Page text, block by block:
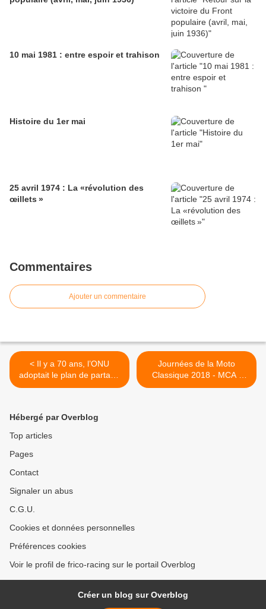
10 mai 1981 : entre espoir et trahison
Histoire du 1er mai
25 avril 1974 : La «révolution des
œillets »
Commentaires
Ajouter un commentaire
< Il y a 70 ans, l’ONU
adoptait le plan de partage
de la Palestine en deux
Journées de la Moto
Classique 2018 - MCA -
Croix en Ternois >
Hébergé par Overblog
Top articles
Pages
Contact
Signaler un abus
C.G.U.
Cookies et données personnelles
Préférences cookies
Voir le profil de frico-racing sur le portail Overblog
Créer un blog sur Overblog